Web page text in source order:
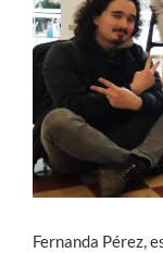
Fernanda Pérez,